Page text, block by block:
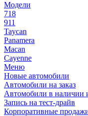
Модели
718
911
Taycan
Panamera
Macan
Cayenne
Меню
Новые автомобили
Автомобили на заказ
Автомобили в наличии
Запись на тест-драйв
Корпоративные